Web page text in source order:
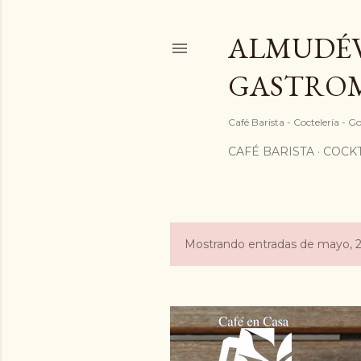
Café Barista - Coctelería -
CAFÉ BARISTA
E
t
r
Mostrando entradas de mayo,